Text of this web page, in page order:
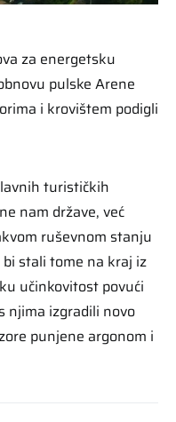
za energetsku
pulske Arene
i krovištem podigli
turističkih
nam države, već
ruševnom stanju
stali tome na kraj iz
učinkovitost povući
njima izgradili novo
punjene argonom i